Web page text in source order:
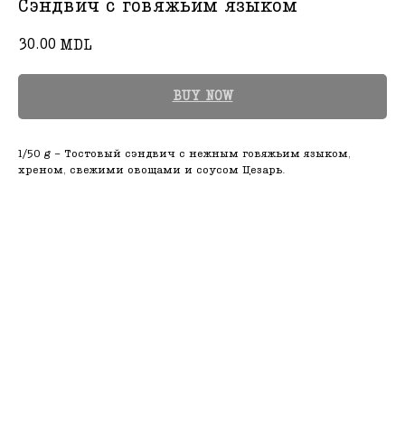
Сэндвич с говяжьим языком
30.00 MDL
BUY NOW
1/50 g - Тостовый сэндвич с нежным говяжьим языком,
хреном, свежими овощами и соусом Цезарь.